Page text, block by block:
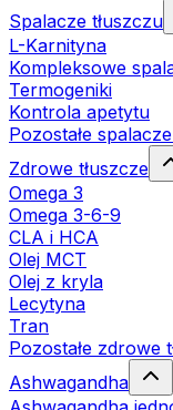
Spalacze tłuszczu
L-Karnityna
Kompleksowe
Termogeniki
Kontrola apetytu
Pozostałe
Zdrowe tłuszcze
Omega 3
Omega 3-6-9
CLA i HCA
Olej MCT
Olej z kryla
Lecytyna
Tran
Pozostałe zdrowe
Ashwagandha